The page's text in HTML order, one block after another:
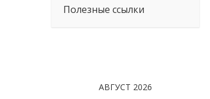
Полезные ссылки
АВГУСТ 2026